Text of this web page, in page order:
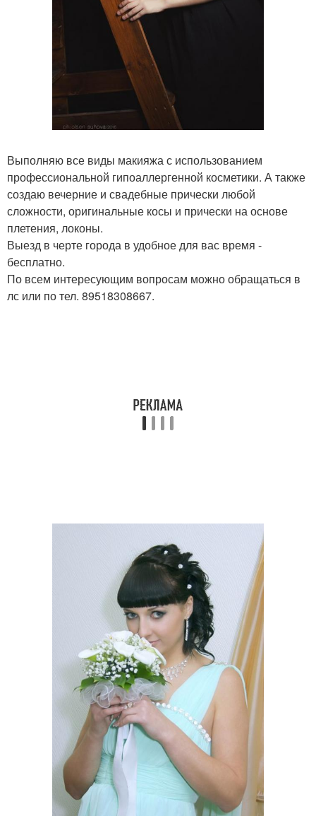
Выполняю все виды макияжа с использованием
профессиональной гипоаллергенной косметики. А также
создаю вечерние и свадебные прически любой
сложности, оригинальные косы и прически на основе
плетения, локоны.
Выезд в черте города в удобное для вас время -
бесплатно.
По всем интересующим вопросам можно обращаться в
лс или по тел. 89518308667.